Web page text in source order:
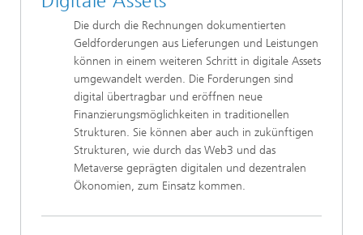
Die durch die Rechnungen dokumentierten
Geldforderungen aus Lieferungen und Leistungen
können in einem weiteren Schritt in digitale Assets
umgewandelt werden. Die Forderungen sind
digital übertragbar und eröffnen neue
Finanzierungsmöglichkeiten in traditionellen
Strukturen. Sie können aber auch in zukünftigen
Strukturen, wie durch das Web3 und das
Metaverse geprägten digitalen und dezentralen
Ökonomien, zum Einsatz kommen.